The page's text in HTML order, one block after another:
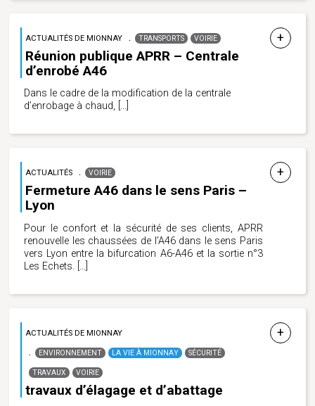
ACTUALITÉS DE MIONNAY TRANSPORTS VOIRIE
Réunion publique APRR – Centrale
d’enrobé A46
Dans le cadre de la modification de la centrale
d’enrobage à chaud, […]
ACTUALITÉS VOIRIE
Fermeture A46 dans le sens Paris –
Lyon
Pour le confort et la sécurité de ses clients, APRR
renouvelle les chaussées de l’A46 dans le sens Paris
vers Lyon entre la bifurcation A6-A46 et la sortie n°3
Les Echets. […]
ACTUALITÉS DE MIONNAY
ENVIRONNEMENT LA VIE À MIONNAY SÉCURITÉ
TRAVAUX VOIRIE
travaux d’élagage et d’abattage